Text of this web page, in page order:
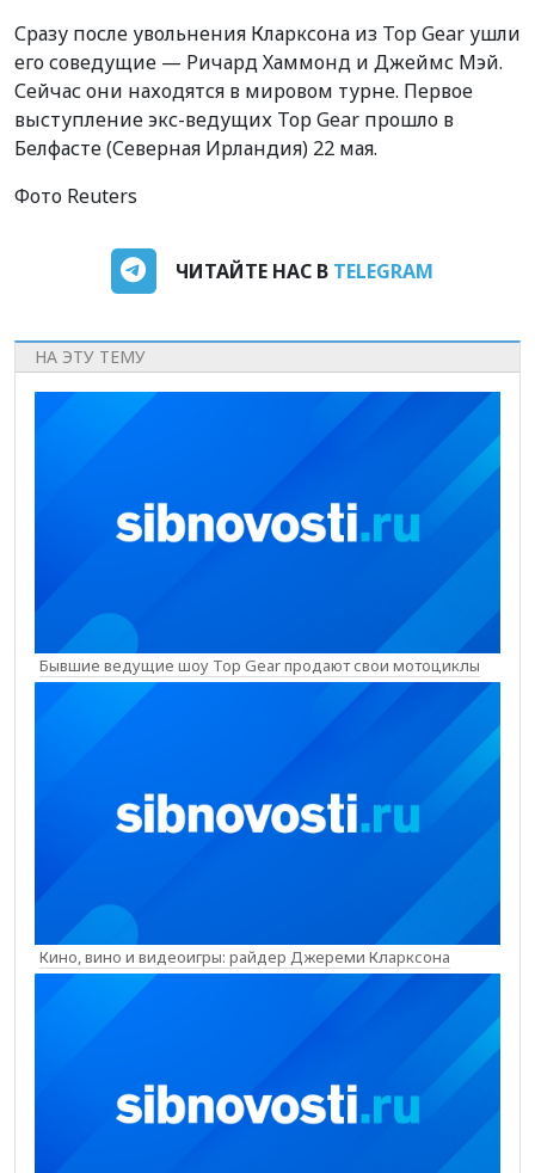
Сразу после увольнения Кларксона из Top Gear ушли
его соведущие — Ричард Хаммонд и Джеймс Мэй.
Сейчас они находятся в мировом турне. Первое
выступление экс-ведущих ТорGear прошло в
Белфасте (Северная Ирландия) 22 мая.
Фото Reuters
ЧИТАЙТЕ НАС В TELEGRAM
НА ЭТУ ТЕМУ
Бывшие ведущие шоу Top Gear продают свои мотоциклы
Кино, вино и видеоигры: райдер Джереми Кларксона